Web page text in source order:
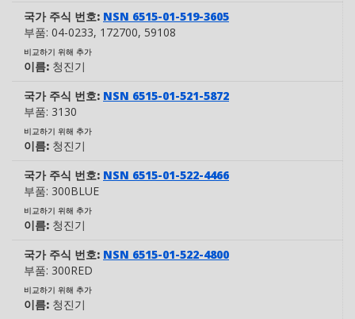
국가 주식 번호: NSN 6515-01-519-3605
부품: 04-0233, 172700, 59108
비교하기 위해 추가
이름: 청진기
국가 주식 번호: NSN 6515-01-521-5872
부품: 3130
비교하기 위해 추가
이름: 청진기
국가 주식 번호: NSN 6515-01-522-4466
부품: 300BLUE
비교하기 위해 추가
이름: 청진기
국가 주식 번호: NSN 6515-01-522-4800
부품: 300RED
비교하기 위해 추가
이름: 청진기